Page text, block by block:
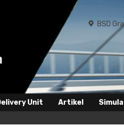
BSD
Unit Artikel